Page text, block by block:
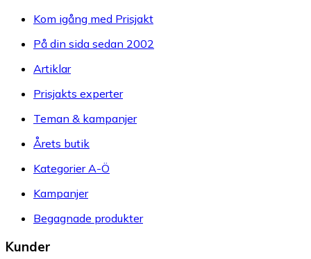
Kom igång med Prisjakt
På din sida sedan 2002
Artiklar
Prisjakts experter
Teman & kampanjer
Årets butik
Kategorier A-Ö
Kampanjer
Begagnade produkter
Kunder